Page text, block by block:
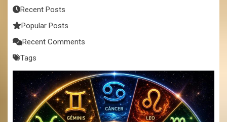
Recent Posts
Popular Posts
Recent Comments
Tags